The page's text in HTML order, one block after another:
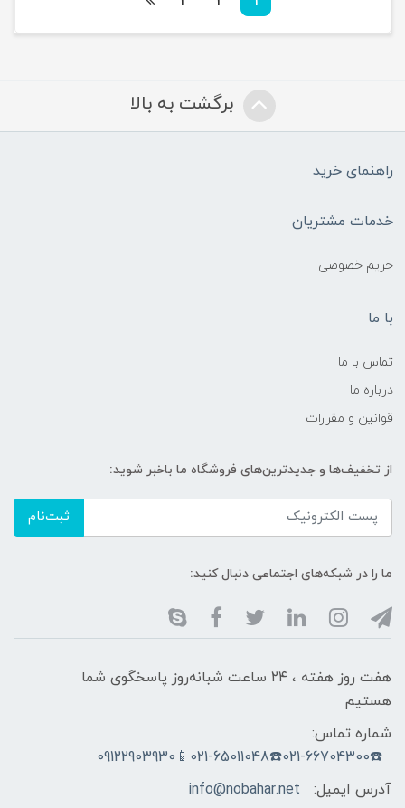
برگشت به بالا
راهنمای خرید
خدمات مشتریان
حریم خصوصی
با ما
تماس با ما
درباره ما
قوانین و مقررات
از تخفیف‌ها و جدیدترین‌های فروشگاه ما باخبر شوید:
ثبت‌نام
ما را در شبکه‌های اجتماعی دنبال کنید:
هفت روز هفته ، ۲۴ ساعت شبانه‌روز پاسخگوی شما
هستیم
شماره تماس:
☎️021-66704300☎️021-65011048📱09122903930
آدرس ایمیل:
info@nobahar.net